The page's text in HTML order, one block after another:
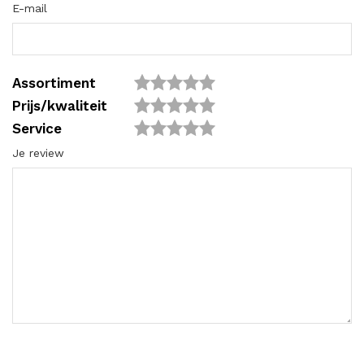
E-mail
Assortiment
Prijs/kwaliteit
Service
Je review